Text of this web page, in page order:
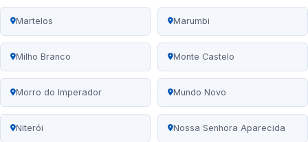
Martelos Marumbi
Milho Branco Monte Castelo
Morro do Imperador Mundo Novo
Niterói Nossa Senhora Aparecida